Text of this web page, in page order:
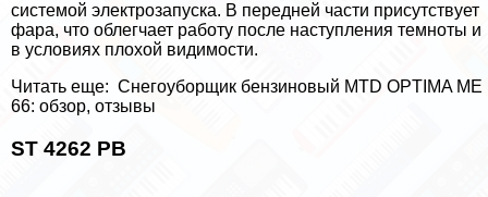
системой электрозапуска. В передней части присутствует
фара, что облегчает работу после наступления темноты и
в условиях плохой видимости.
Читать еще: Снегоуборщик бензиновый MTD OPTIMA ME
66: обзор, отзывы
ST 4262 PB